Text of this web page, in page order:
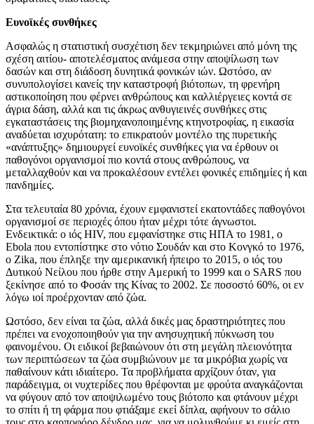
Ευνοϊκές συνθήκες
Ασφαλώς η στατιστική συσχέτιση δεν τεκμηριώνει από μόνη της
σχέση αιτίου- αποτελέσματος ανάμεσα στην αποψίλωση των
δασών και στη διάδοση δυνητικά φονικών ιών. Ωστόσο, αν
συνυπολογίσει κανείς την καταστροφή βιότοπων, τη φρενήρη
αστικοποίηση που φέρνει ανθρώπους και καλλιέργειες κοντά σε
άγρια δάση, αλλά και τις άκρως ανθυγιεινές συνθήκες στις
εγκαταστάσεις της βιομηχανοποιημένης κτηνοτροφίας, η εικασία
αναδύεται ισχυρότατη: το επικρατούν μοντέλο της πυρετικής
«ανάπτυξης» δημιουργεί ευνοϊκές συνθήκες για να έρθουν οι
παθογόνοι οργανισμοί πιο κοντά στους ανθρώπους, να
μεταλλαχθούν και να προκαλέσουν εντέλει φονικές επιδημίες ή και
πανδημίες.
Στα τελευταία 80 χρόνια, έχουν εμφανιστεί εκατοντάδες παθογόνοι
οργανισμοί σε περιοχές όπου ήταν μέχρι τότε άγνωστοι.
Ενδεικτικά: ο ιός HIV, που εμφανίστηκε στις ΗΠΑ το 1981, ο
Ebola που εντοπίστηκε στο νότιο Σουδάν και στο Κονγκό το 1976,
ο Zika, που έπληξε την αμερικανική ήπειρο το 2015, ο ιός του
Δυτικού Νείλου που ήρθε στην Αμερική το 1999 και ο SARS που
ξεκίνησε από το Φοσάν της Κίνας το 2002. Σε ποσοστό 60%, οι εν
λόγω ιοί προέρχονταν από ζώα.
Ωστόσο, δεν είναι τα ζώα, αλλά δικές μας δραστηριότητες που
πρέπει να ενοχοποιηθούν για την ανησυχητική πύκνωση του
φαινομένου. Οι ειδικοί βεβαιώνουν ότι στη μεγάλη πλειονότητα
των περιπτώσεων τα ζώα συμβιώνουν με τα μικρόβια χωρίς να
παθαίνουν κάτι ιδιαίτερο. Τα προβλήματα αρχίζουν όταν, για
παράδειγμα, οι νυχτερίδες που θρέφονται με φρούτα αναγκάζονται
να φύγουν από τον αποψιλωμένο τους βιότοπο και φτάνουν μέχρι
το σπίτι ή τη φάρμα που φτιάξαμε εκεί δίπλα, αφήνουν το σάλιο